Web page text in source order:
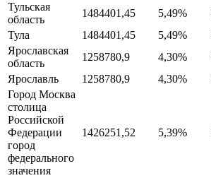
Тульская
область
1484401,45 5,49%
Тула
1484401,45 5,49%
Ярославская
область
1258780,9 4,30%
Ярославль
1258780,9 4,30%
Город Москва
столица
Российской
Федерации
город
федерального
значения
1426251,52 5,39%